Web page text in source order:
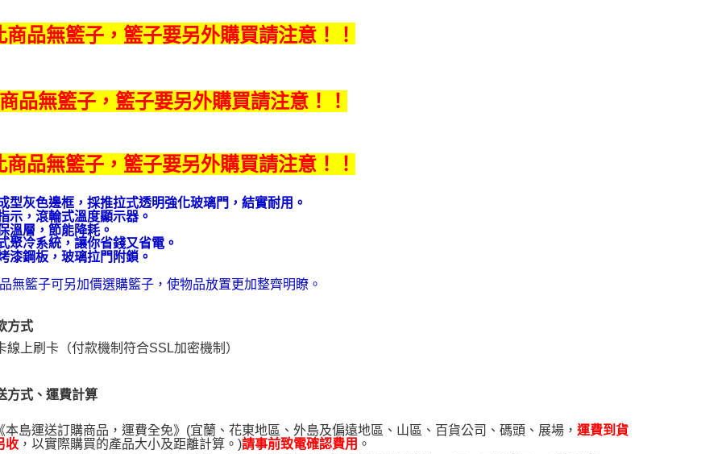
１．透過由恩沛科技股份有限公司提供之「AFTEE先享後付」服務完成之
交易，需依本服務之必要範圍內提供個人資料，並將交易相關給付款項請
３．未成年的使用者請事先徵得法定代理人或監護人之同意方可使用
「AFTEE先享後付」，若未經同意申辦者引起之損失，本公司不負相關責
即時審查核予不同之上限額度；若仍有額度不足之情形，本公司將視審查
結果請求用戶進行身份認證。
品無籃子，籃子要另外購買請注意！！
品無籃子，籃子要另外購買請注意！！
品無籃子，籃子要另外購買請注意！！
型灰色邊框，採推拉式透明強化玻璃門，結實耐用。
示，滾輪式溫度顯示器。
溫層，節能降耗。
聚冷系統，讓你省錢又省電。
漆鋼板，玻璃拉門附鎖。
無籃子可另加價選購籃子，使物品放置更加整齊明瞭。
方式
線上刷卡（付款機制符合SSL加密機制）
方式、運費計算
《本島運送訂購商品，運費全免》(宜蘭、花東地區、外島及偏遠地區、山區、百貨公司、碼頭、展場，運費到貨
收 ，以實際購買的產品大小及距離計算。)請事前致電確認費用 。